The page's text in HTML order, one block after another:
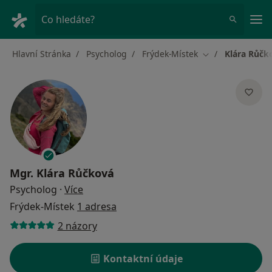
Co hledáte?
Hlavní Stránka Psycholog Frýdek-Místek Změna města
Klára
Mgr. Klára Růčková
Psycholog · Více
Frýdek-Místek 1 adresa
2 názory
Kontaktní údaje